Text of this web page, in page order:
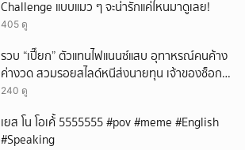
Challenge แบบแมว ๆ จะน่ารักแค่ไหนมาดูเลย!
405 ดู
รวบ “เปี๊ยก” ตัวแทนไฟแนนซ์แสบ อุทาหรณ์คนค้าง
ค่างวด สวมรอยสไลด์หนีส่งนายทุน เจ้าของช็อก
หนี้ยังอยู่ - รถปลิว เสียหายกว่า 600,000 บาท
240 ดู
เยส โน โอเค้้้้ 5555555 #pov #meme #English
#Speaking